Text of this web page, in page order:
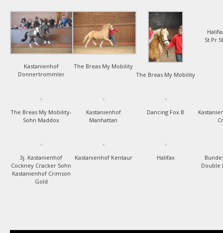
Kastanienhof
Donnertrommler
The Breas My Mobility
The Breas My Mobility
The Breas My Mobility-
Sohn Maddox
Kastanienhof
Manhattan
Dancing Fox B
3j. Kastanienhof
Cockney Cracker Sohn
Kastanienhof Crimson
Gold
Kastanienhof Kentaur Halifax
Double